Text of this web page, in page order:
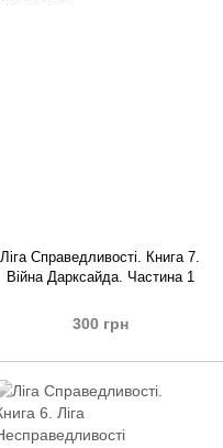
Ліга Справедливості. Книга 7.
Війна Дарксайда. Частина 1
300 грн